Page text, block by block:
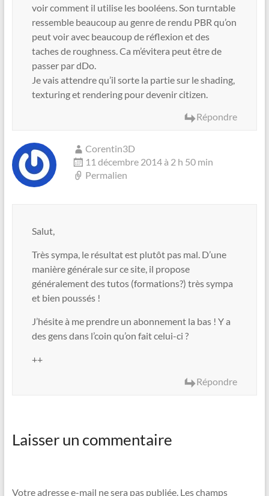
voir comment il utilise les booléens. Son turntable
ressemble beaucoup au genre de rendu PBR qu’on
peut voir avec beaucoup de réflexion et des
taches de roughness. Ca m’évitera peut être de
passer par dDo.
Je vais attendre qu’il sorte la partie sur le shading,
texturing et rendering pour devenir citizen.
Répondre
Corentin3D
11 décembre 2014 à 2 h 50 min
Permalien
Salut,
Très sympa, le résultat est plutôt pas mal. D’une
manière générale sur ce site, il propose
généralement des tutos (formations?) très sympa
et bien poussés !
J’hésite à me prendre un abonnement la bas ! Y a
des gens dans l’coin qu’on fait celui-ci ?
++
Répondre
Laisser un commentaire
Votre adresse e-mail ne sera pas publiée. Les champs